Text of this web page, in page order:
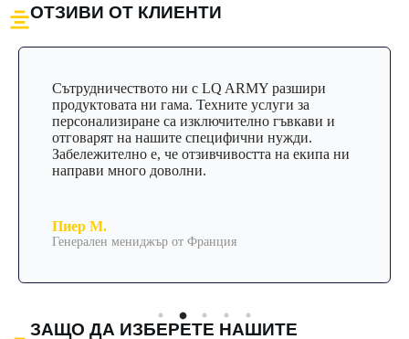
ОТЗИВИ ОТ КЛИЕНТИ
Сътрудничеството ни с LQ ARMY разшири
продуктовата ни гама. Техните услуги за
персонализиране са изключително гъвкави и
отговарят на нашите специфични нужди.
Забележително е, че отзивчивостта на екипа ни
направи много доволни.
Пиер М.
Генерален мениджър от Франция
ЗАЩО ДА ИЗБЕРЕТЕ НАШИТЕ